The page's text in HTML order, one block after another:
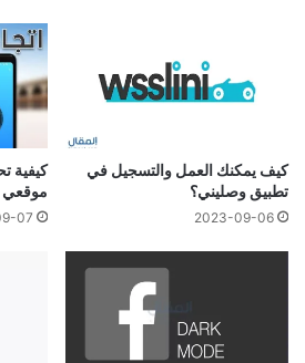
كيف يمكنك العمل والتسجيل في
تطبيق وصليني؟
2023-09-06
كيفية
موقعي
07